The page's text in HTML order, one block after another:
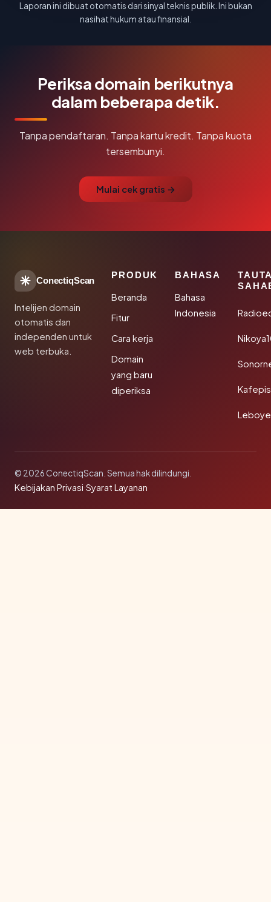
Laporan ini dibuat otomatis dari sinyal teknis publik. Ini bukan
nasihat hukum atau finansial.
Periksa domain berikutnya
dalam beberapa detik.
Tanpa pendaftaran. Tanpa kartu kredit. Tanpa kuota
tersembunyi.
Mulai cek gratis →
ConectiqScan
Intelijen domain
otomatis dan
independen untuk
web terbuka.
PRODUK
Beranda
Fitur
Cara kerja
Domain
yang baru
diperiksa
BAHASA
Bahasa
Indonesia
© 2026 ConectiqScan. Semua hak dilindungi.
Kebijakan Privasi·Syarat Layanan